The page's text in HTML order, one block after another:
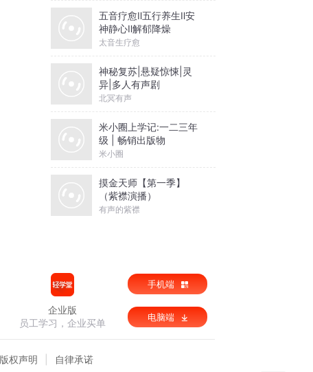
五音疗愈Ⅱ五行养生Ⅱ安
神静心Ⅱ解郁降燥
太音生疗愈
神秘复苏|悬疑惊悚|灵
异|多人有声剧
北冥有声
米小圈上学记:一二三年
级 | 畅销出版物
米小圈
摸金天师【第一季】
（紫襟演播）
有声的紫襟
企业版
员工学习，企业买单
手机端
电脑端
版权声明 自律承诺